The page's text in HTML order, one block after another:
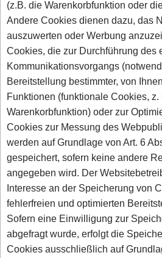
(z.B. die Warenkorbfunktion oder
Andere Cookies dienen dazu, das
auszuwerten oder Werbung
Cookies, die zur Durchführung des
Kommunikationsvorgangs
Bereitstellung bestimmter, von
Funktionen (funktionale Cookies, z.
Warenkorbfunktion) oder zur
Cookies zur Messung des
werden auf Grundlage von Art. 6
gespeichert, sofern keine andere
angegeben wird. Der
Interesse an der Speicherung von
fehlerfreien und optimierten
Sofern eine Einwilligung zur
abgefragt wurde, erfolgt die
Cookies ausschließlich auf